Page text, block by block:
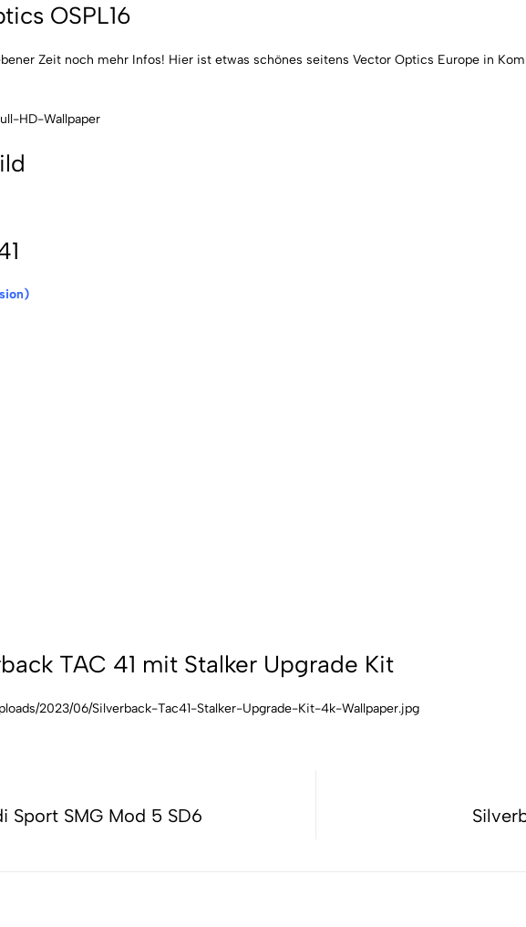
OSPL16
Zeit noch mehr Infos! Hier ist etwas schönes seitens Vector Optics Europe in
TAC 41 mit Stalker Upgrade Kit
Sport SMG Mod 5 SD6